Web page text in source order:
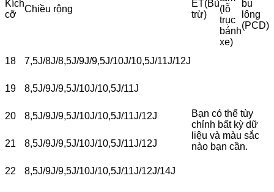
Kích
cỡ
Chiều rộng
ET(Bù
trừ)
(lỗ
trục
bánh
xe)
bu
lông
(PCD)
18 7,5J/8J/8,5J/9J/9,5J/10J/10,5J/11J/12J
Bạn có thể tùy
chỉnh bất kỳ dữ
liệu và màu sắc
nào bạn cần.
19 8,5J/9J/9,5J/10J/10,5J/11J
20 8,5J/9J/9,5J/10J/10,5J/11J/12J
21 8,5J/9J/9,5J/10J/10,5J/11J/12J
22 8,5J/9J/9,5J/10J/10,5J/11J/12J/14J